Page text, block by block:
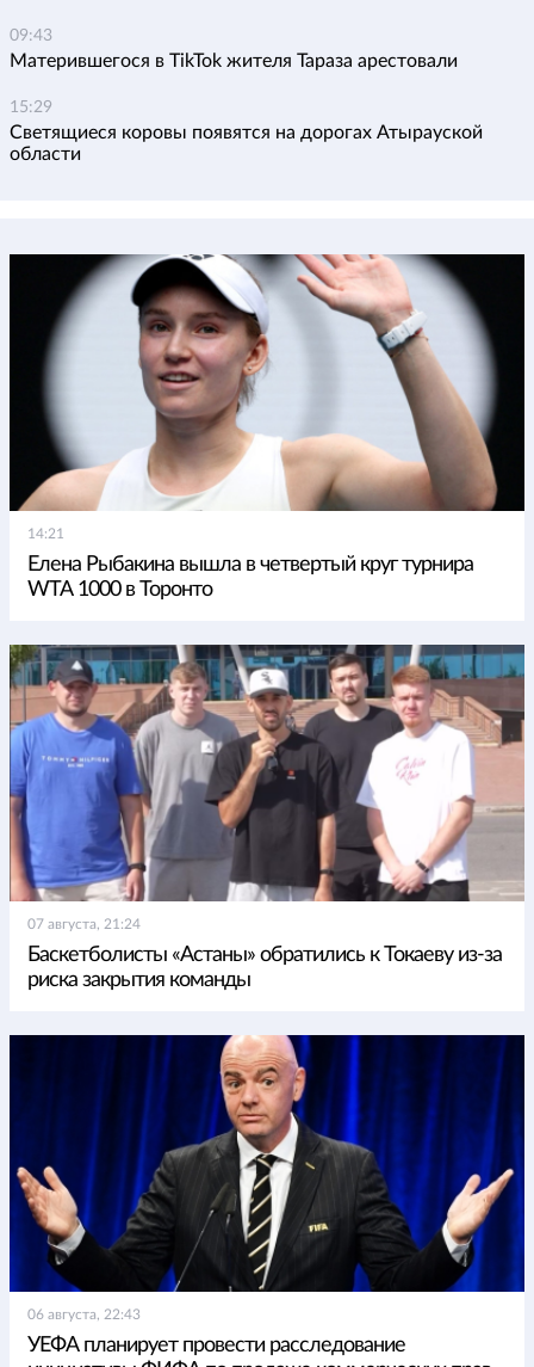
09:43
Матерившегося в TikTok жителя Тараза арестовали
15:29
Светящиеся коровы появятся на дорогах Атырауской
области
14:21
Елена Рыбакина вышла в четвертый круг турнира
WTA 1000 в Торонто
07 августа, 21:24
Баскетболисты «Астаны» обратились к Токаеву из-за
риска закрытия команды
06 августа, 22:43
УЕФА планирует провести расследование